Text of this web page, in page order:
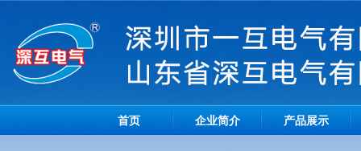
首页 企业简介 产品展示